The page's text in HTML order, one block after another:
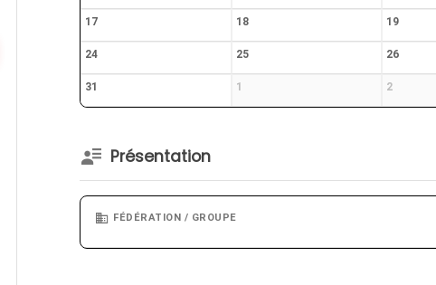
17 18 19
24 25 26
31 1 2
Présentation
FÉDÉRATION / GROUPE